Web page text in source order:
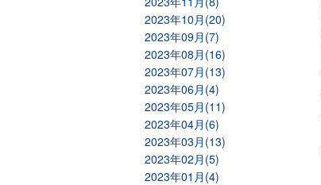
2023年10月(20)
2023年09月(7)
2023年08月(16)
2023年07月(13)
2023年06月(4)
2023年05月(11)
2023年04月(6)
2023年03月(13)
2023年02月(5)
2023年01月(4)